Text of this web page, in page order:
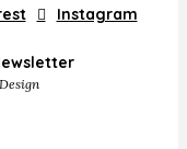
Instagram